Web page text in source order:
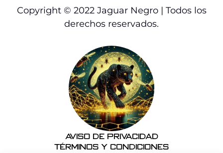
Aviso de Privacidad
Términos y Condiciones
Copyright © 2022 Jaguar Negro | Todos los
derechos reservados.